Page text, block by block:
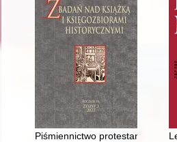
Piśmiennictwo protestanckie w